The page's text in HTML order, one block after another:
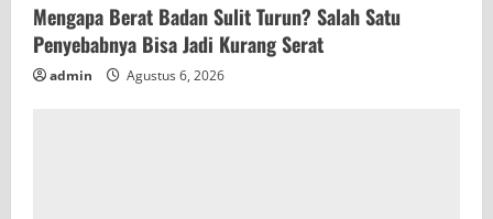
Mengapa Berat Badan Sulit Turun? Salah Satu
Penyebabnya Bisa Jadi Kurang Serat
admin Agustus 6, 2026